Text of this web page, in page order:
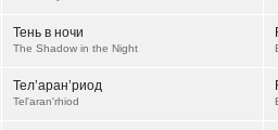
Тень в ночи
The Shadow in the Night
Тел’аран’риод
Tel'aran'rhiod